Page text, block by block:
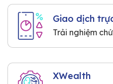
Giao dịch
Trải nghiệm
XWealth